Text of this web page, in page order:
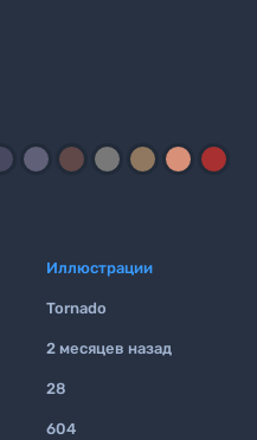
Иллюстрации
Tornado
2 месяцев назад
28
604